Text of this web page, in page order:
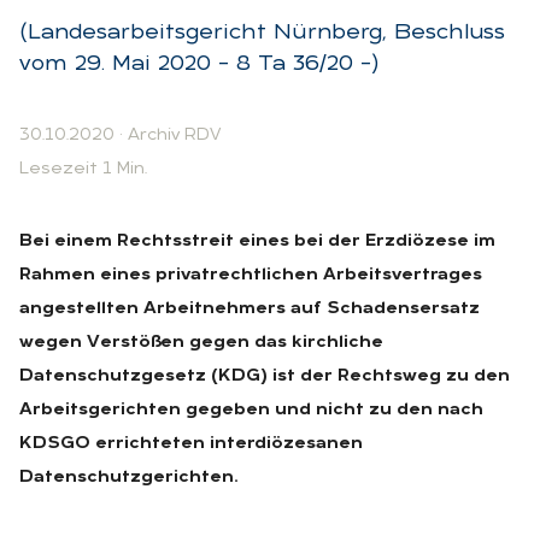
(Landesarbeitsgericht Nürnberg, Beschluss
vom 29. Mai 2020 – 8 Ta 36/20 –)
30.10.2020 · Archiv RDV
Lesezeit 1 Min.
Bei einem Rechtsstreit eines bei der Erzdiözese im
Rahmen eines privatrechtlichen Arbeitsvertrages
angestellten Arbeitnehmers auf Schadensersatz
wegen Verstößen gegen das kirchliche
Datenschutzgesetz (KDG) ist der Rechtsweg zu den
Arbeitsgerichten gegeben und nicht zu den nach
KDSGO errichteten interdiözesanen
Datenschutzgerichten.